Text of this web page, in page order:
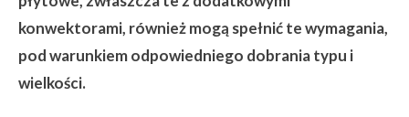
konwektorami, również mogą spełnić te wymagania,
pod warunkiem odpowiedniego dobrania typu i
wielkości.